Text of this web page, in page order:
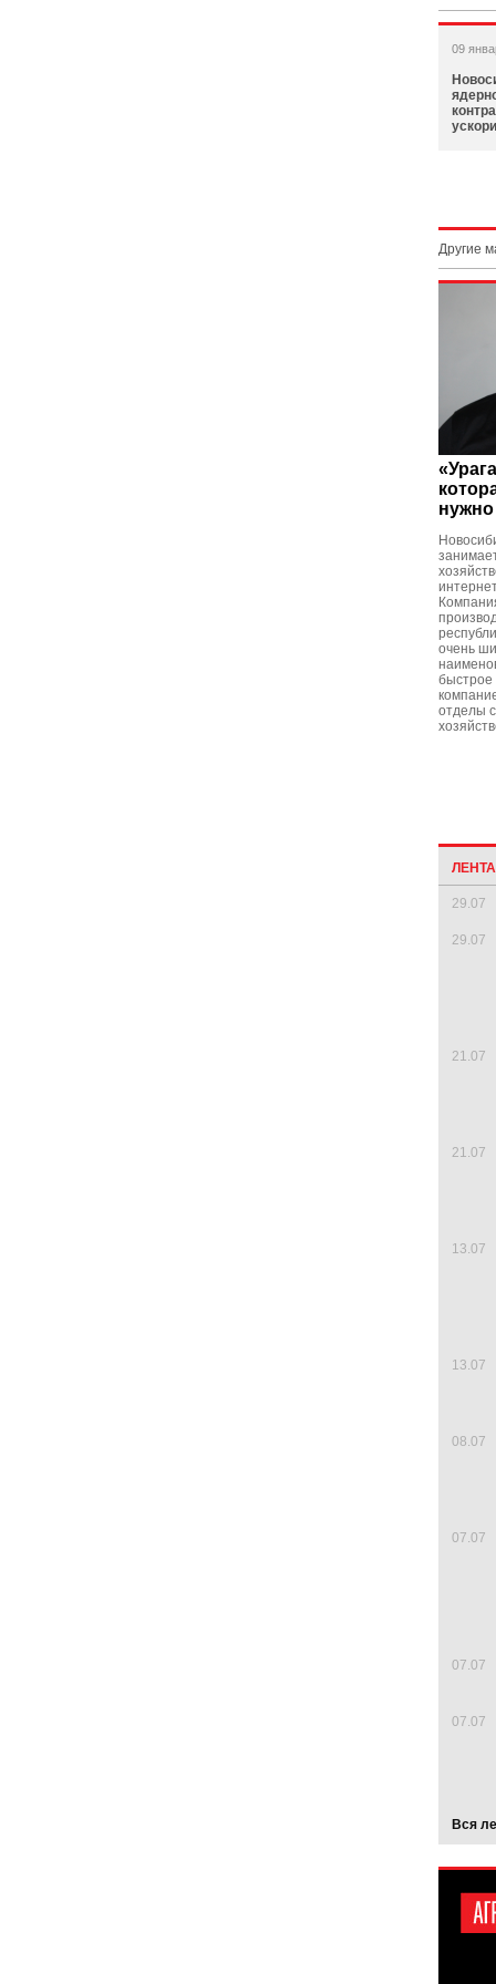
09
Другие
нужно
очень
быстрое
отделы
29.07
29.07
21.07
21.07
13.07
13.07
08.07
07.07
07.07
07.07
Вся